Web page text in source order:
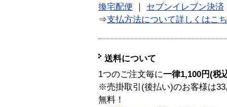
換宅配便
セブンイレブン決済
⇒支払方法について詳しくはこ
送料について
1つのご注文毎に一律1,100円(税
※売掛取引(後払い)のお客様は
無料！